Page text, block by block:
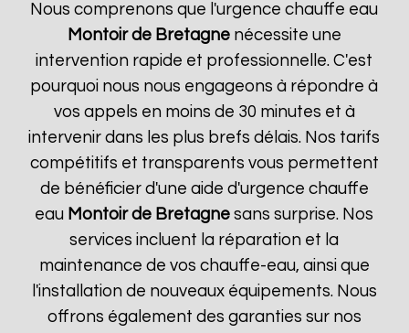
Nous comprenons que l'urgence chauffe eau
Montoir de Bretagnenécessite une
intervention rapide et professionnelle. C'est
pourquoi nous nous engageons à répondre à
vos appels en moins de 30 minutes et à
intervenir dans les plus brefs délais. Nos tarifs
compétitifs et transparents vous permettent
de bénéficier d'une aide d'urgence chauffe
eau Montoir de Bretagne sans surprise. Nos
services incluent la réparation et la
maintenance de vos chauffe-eau, ainsi que
l'installation de nouveaux équipements. Nous
offrons également des garanties sur nos